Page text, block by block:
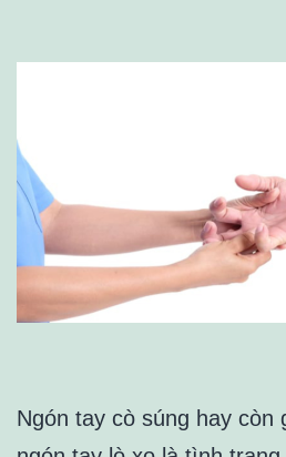
Ngón tay cò súng hay còn